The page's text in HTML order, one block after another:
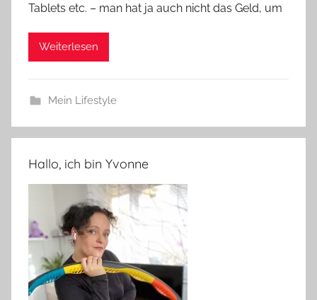
Tablets etc. – man hat ja auch nicht das Geld, um
Weiterlesen
Mein Lifestyle
Hallo, ich bin Yvonne